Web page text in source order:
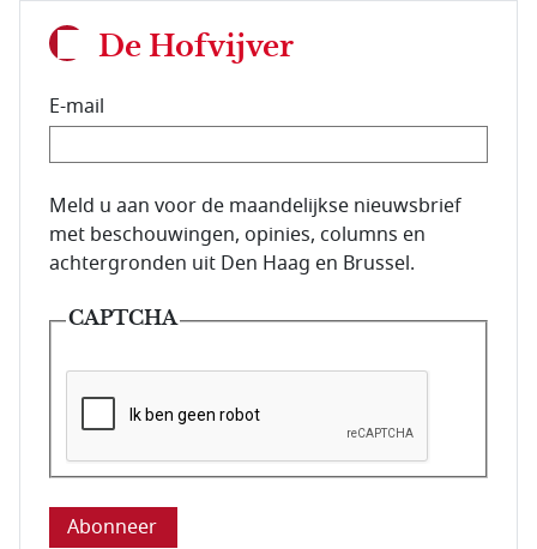
De Hofvijver
E-mail
E-mailadres van de abonnee.
Meld u aan voor de maandelijkse nieuwsbrief
met beschouwingen, opinies, columns en
achtergronden uit Den Haag en Brussel.
CAPTCHA
Deze vraag is om te controleren dat u een mens